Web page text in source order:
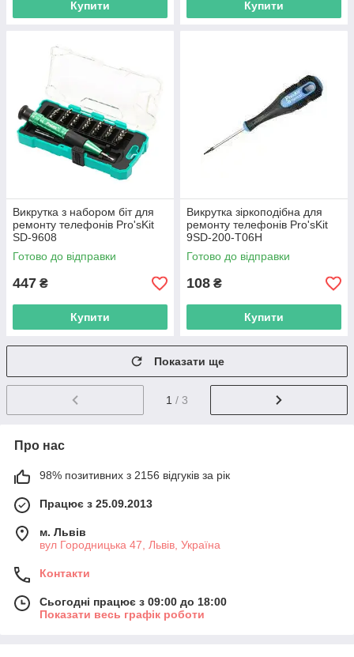
Купити Купити
Викрутка з набором біт для
ремонту телефонів Pro'sKit
SD-9608
Готово до відправки
447 ₴
Купити
Викрутка зіркоподібна для
ремонту телефонів Pro'sKit
9SD-200-T06H
Готово до відправки
108 ₴
Купити
Показати ще
1 / 3
Про нас
98% позитивних з 2156 відгуків за рік
Працює з 25.09.2013
м. Львів
вул Городницька 47, Львів, Україна
Контакти
Сьогодні працює з 09:00 до 18:00
Показати весь графік роботи